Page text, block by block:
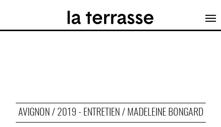
AVIGNON / 2019 - ENTRETIEN / MADELEINE BONGARD